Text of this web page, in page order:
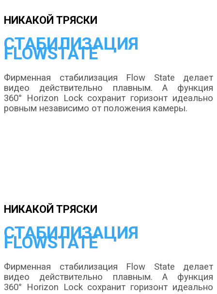
НИКАКОЙ ТРЯСКИ
СТАБИЛИЗАЦИЯ
FLOWSTATE
Фирменная стабилизация Flow State делает
видео действительно плавным. А функция
360° Horizon Lock сохранит горизонт идеально
ровным независимо от положения камеры.
НИКАКОЙ ТРЯСКИ
СТАБИЛИЗАЦИЯ
FLOWSTATE
Фирменная стабилизация Flow State делает
видео действительно плавным. А функция
360° Horizon Lock сохранит горизонт идеально